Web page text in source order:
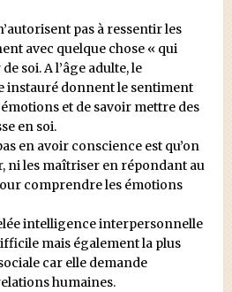
pas à ressentir les
avec quelque chose « qui
soi. A l’âge adulte, le
instauré donnent le sentiment
et de savoir mettre des
en soi.
en avoir conscience est qu’on
ni les maîtriser en répondant au
comprendre les émotions
intelligence interpersonnelle
mais également la plus
car elle demande
humaines.